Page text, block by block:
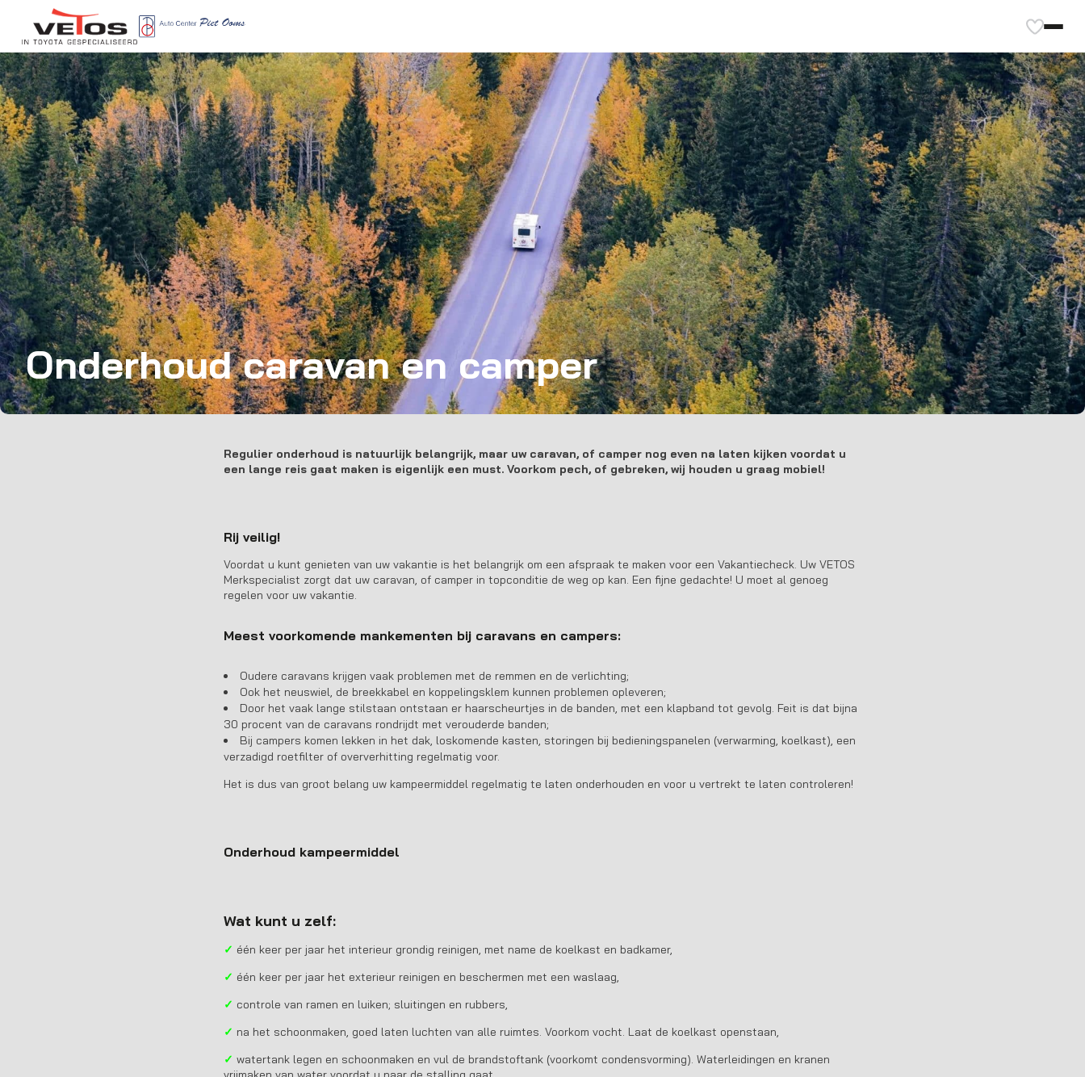
Onderhoud caravan en camper
Regulier onderhoud is natuurlijk belangrijk, maar uw caravan, of camper nog even na laten kijken voordat u
een lange reis gaat maken is eigenlijk een must. Voorkom pech, of gebreken, wij houden u graag mobiel!
Rij veilig!
Voordat u kunt genieten van uw vakantie is het belangrijk om een afspraak te maken voor een Vakantiecheck. Uw VETOS
Merkspecialist zorgt dat uw caravan, of camper in topconditie de weg op kan. Een fijne gedachte! U moet al genoeg
regelen voor uw vakantie.
Meest voorkomende mankementen bij caravans en campers:
Oudere caravans krijgen vaak problemen met de remmen en de verlichting;
Ook het neuswiel, de breekkabel en koppelingsklem kunnen problemen opleveren;
Door het vaak lange stilstaan ontstaan er haarscheurtjes in de banden, met een klapband tot gevolg. Feit is dat bijna
30 procent van de caravans rondrijdt met verouderde banden;
Bij campers komen lekken in het dak, loskomende kasten, storingen bij bedieningspanelen (verwarming, koelkast), een
verzadigd roetfilter of oververhitting regelmatig voor.
Het is dus van groot belang uw kampeermiddel regelmatig te laten onderhouden en voor u vertrekt te laten controleren!
Onderhoud kampeermiddel
Wat kunt u zelf:
✓ één keer per jaar het interieur grondig reinigen, met name de koelkast en badkamer,
✓ één keer per jaar het exterieur reinigen en beschermen met een waslaag,
✓ controle van ramen en luiken; sluitingen en rubbers,
✓ na het schoonmaken, goed laten luchten van alle ruimtes. Voorkom vocht. Laat de koelkast openstaan,
✓ watertank legen en schoonmaken en vul de brandstoftank (voorkomt condensvorming). Waterleidingen en kranen